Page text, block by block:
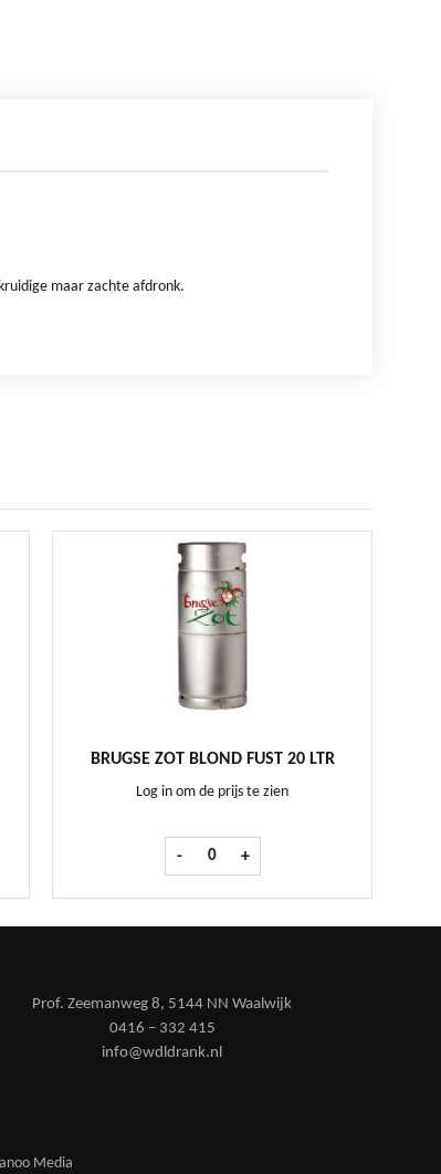
maar zachte afdronk.
ltr aantal
BRUGSE ZOT BLOND FUST 20 LTR
Log in om de prijs te zien
- Brugse Zot Blond fust 20 Ltr aantal
+
Prof. Zeemanweg 8, 5144 NN Waalwijk
0416 – 332 415
info@wdldrank.nl
Media